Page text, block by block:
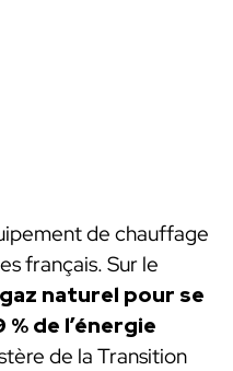
de chauffage
français. Sur le
naturel pour se
de l’énergie
de la Transition